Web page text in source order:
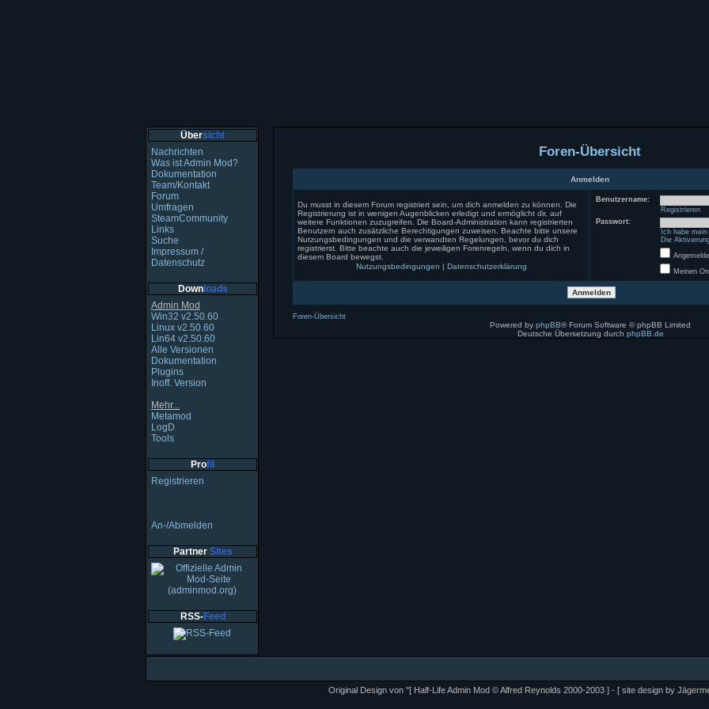
Übersicht
Nachrichten
Was ist Admin Mod?
Dokumentation
Team/Kontakt
Forum
Umfragen
SteamCommunity
Links
Suche
Impressum /
Datenschutz
Downloads
Admin Mod
Win32 v2.50.60
Linux v2.50.60
Lin64 v2.50.60
Alle Versionen
Dokumentation
Plugins
Inoff. Version
Mehr...
Metamod
LogD
Tools
Profil
Registrieren
An-/Abmelden
Partner Sites
RSS-Feed
Foren-Übersicht
Anmelden
Du musst in diesem Forum registriert sein, um dich anmelden zu können. Die
Registrierung ist in wenigen Augenblicken erledigt und ermöglicht dir, auf
weitere Funktionen zuzugreifen. Die Board-Administration kann registrierten
Benutzern auch zusätzliche Berechtigungen zuweisen. Beachte bitte unsere
Nutzungsbedingungen und die verwandten Regelungen, bevor du dich
registrierst. Bitte beachte auch die jeweiligen Forenregeln, wenn du dich in
diesem Board bewegst.
Nutzungsbedingungen | Datenschutzerklärung
Benutzername:
Registrieren
Passwort:
Ich habe
Die
Meinen
Foren-Übersicht
Powered by phpBB® Forum Software © phpBB Limited
Deutsche Übersetzung durch phpBB.de
Original Design von "[ Half-Life Admin Mod © Alfred Reynolds 2000-2003 ] - [ site design by